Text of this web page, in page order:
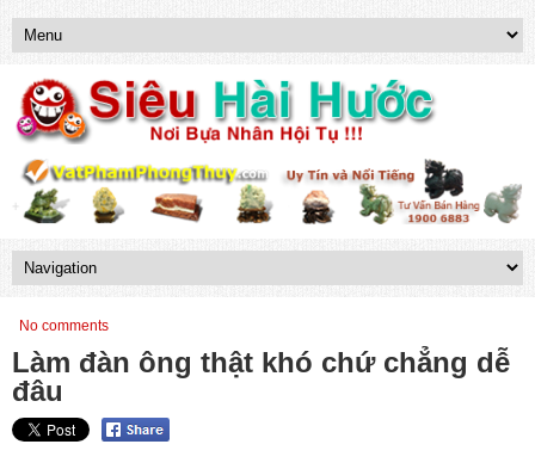
No comments
Làm đàn ông thật khó chứ chẳng dễ
đâu